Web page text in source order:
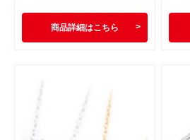
商品詳細はこちら